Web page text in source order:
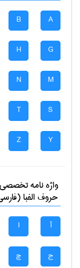
A
B
G
H
M
N
S
T
Y
Z
واژه نامه تخصصی
حروف الفبا
آ ا
ج چ